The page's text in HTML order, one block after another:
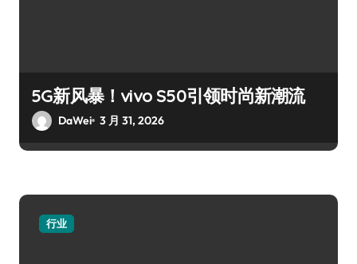
5G新风暴！vivo S50引领时尚新潮流
DaWei 3 月 31, 2026
行业